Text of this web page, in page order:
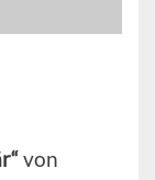
von